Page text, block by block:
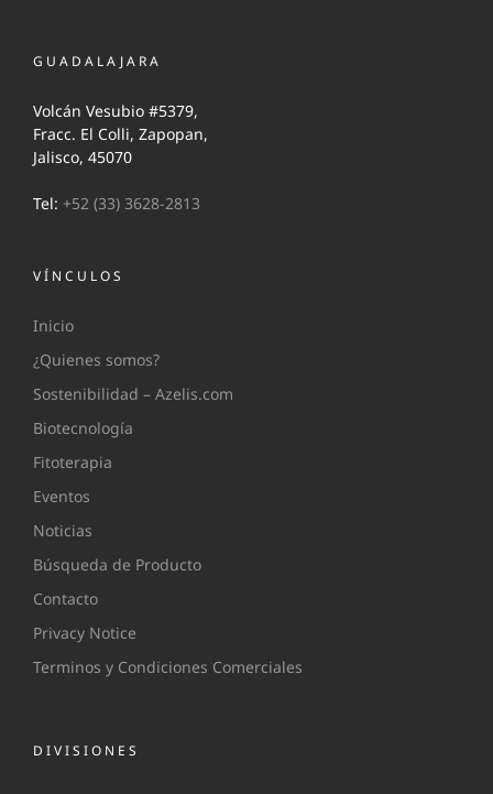
GUADALAJARA
Volcán Vesubio #5379,
Fracc. El Colli, Zapopan,
Jalisco, 45070
Tel: +52 (33) 3628-2813
VÍNCULOS
Inicio
¿Quienes somos?
Sostenibilidad – Azelis.com
Biotecnología
Fitoterapia
Eventos
Noticias
Búsqueda de Producto
Contacto
Privacy Notice
Terminos y Condiciones Comerciales
DIVISIONES